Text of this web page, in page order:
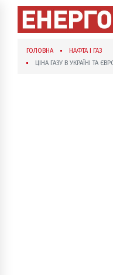
ГОЛОВНА
НАФТА І ГАЗ
ЦІНА ГАЗУ В УКРАЇНІ ТА